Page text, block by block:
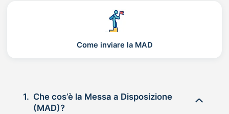
Come inviare la MAD
1. Che cos’è la Messa a Disposizione
(MAD)?